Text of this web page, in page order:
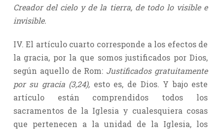
Creador del cielo y de la tierra, de todo lo visible e
invisible.
IV. El artículo cuarto corresponde a los efectos de
la gracia, por la que somos justificados por Dios,
según aquello de Rom: Justificados gratuitamente
por su gracia (3,24), esto es, de Dios. Y bajo este
artículo están comprendidos todos los
sacramentos de la Iglesia y cualesquiera cosas
que pertenecen a la unidad de la Iglesia, los